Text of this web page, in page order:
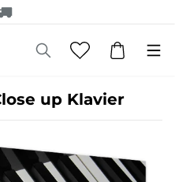
up Klavier